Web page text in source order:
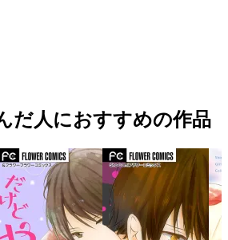
だ人におすすめの作品